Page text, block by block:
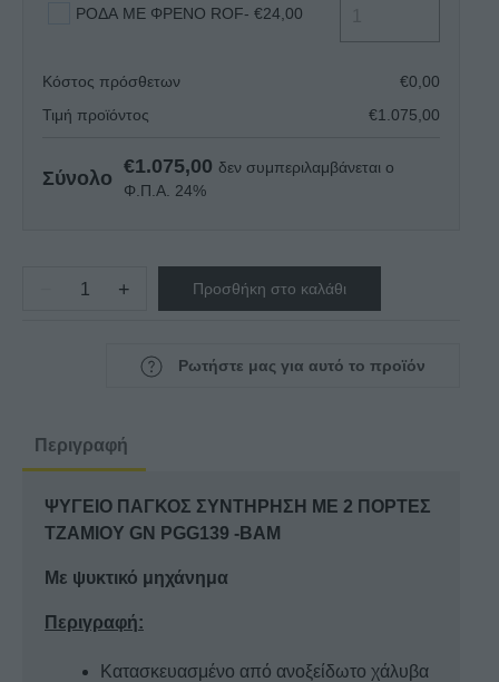
ΡΟΔΑ ΜΕ ΦΡΕΝΟ ROF- €24,00
Κόστος πρόσθετων €0,00
Τιμή προϊόντος
€1.075,00
Σύνολο
€1.075,00 δεν συμπεριλαμβάνεται ο
Φ.Π.Α. 24%
ΨΥΓΕΙΟ
ΤΖΑΜΙΟΥ
PGG139
BAM
ποσότητα
+ Προσθήκη στο καλάθι
Ρωτήστε μας για αυτό το προϊόν
Περιγραφή
ΨΥΓΕΙΟ ΠΑΓΚΟΣ ΣΥΝΤΗΡΗΣΗ ΜΕ 2 ΠΟΡΤΕΣ
ΤΖΑΜΙΟΥ GN PGG139 -BAM
Με ψυκτικό μηχάνημα
Περιγραφή:
Κατασκευασμένο από ανοξείδωτο χάλυβα